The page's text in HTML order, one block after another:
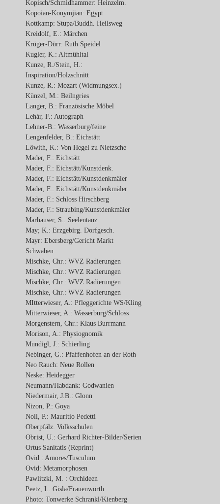
Kopisch/Schmidhammer: Heinzelm.
Kopoian-Kouymjian: Egypt
Kottkamp: Stupa/Buddh. Heilsweg
Kreidolf, E.: Märchen
Krüger-Dürr: Ruth Speidel
Kugler, K.: Altmühltal
Kunze, R./Stein, H.:
Inspiration/Holzschnitt
Kunze, R.: Mozart (Widmungsex.)
Künzel, M.: Beilngries
Langer, B.: Französische Möbel
Lehár, F.: Autograph
Lehner-B.: Wasserburg/feine
Lengenfelder, B.: Eichstätt
Löwith, K.: Von Hegel zu Nietzsche
Mader, F.: Eichstätt
Mader, F.: Eichstätt/Kunstdenk.
Mader, F.: Eichstätt/Kunstdenkmäler
Mader, F.: Eichstätt/Kunstdenkmäler
Mader, F.: Schloss Hirschberg
Mader, F.: Straubing/Kunstdenkmäler
Marhauser, S.: Seelentanz
May; K.: Erzgebirg. Dorfgesch.
Mayr: Ebersberg/Gericht Markt
Schwaben
Mischke, Chr.: WVZ Radierungen
Mischke, Chr.: WVZ Radierungen
Mischke, Chr.: WVZ Radierungen
Mischke, Chr.: WVZ Radierungen
MItterwieser, A.: Pfleggerichte WS/Kling
Mitterwieser, A.: Wasserburg/Schloss
Morgenstern, Chr.: Klaus Burrmann
Morison, A.: Physiognomik
Mundigl, J.: Schierling
Nebinger, G.: Pfaffenhofen an der Roth
Neo Rauch: Neue Rollen
Neske: Heidegger
Neumann/Habdank: Godwanien
Niedermair, J.B.: Glonn
Nizon, P.: Goya
Noll, P.: Mauritio Pedetti
Oberpfälz. Volksschulen
Obrist, U.: Gerhard Richter-Bilder/Serien
Ortus Sanitatis (Reprint)
Ovid : Amores/Tusculum
Ovid: Metamorphosen
Pawlitzki, M. : Orchideen
Peetz, I.: Gisla/Frauenwörth
Photo: Tonwerke Schrankl/Kienberg